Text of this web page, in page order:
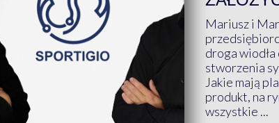
Mariusz i
droga
stworzenia
Jakie mają
produkt, na
wszystkie ...